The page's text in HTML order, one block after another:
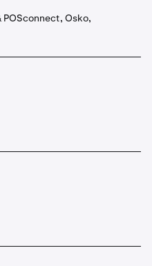
POSconnect, Osko,